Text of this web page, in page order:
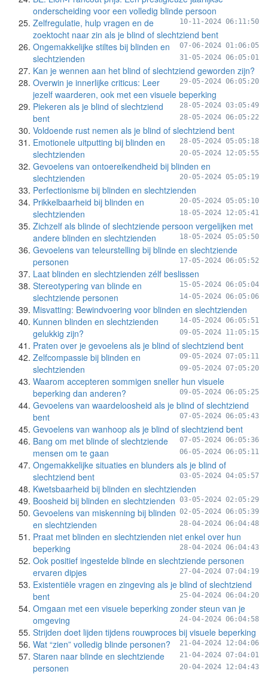
onderscheiding voor een volledig blinde persoon
10-11-2024 06:11:50
Zelfregulatie, hulp vragen en de
zoektocht naar zin als je blind of slechtziend bent
07-06-2024 01:06:05
Ongemakkelijke stiltes bij blinden en
slechtzienden
31-05-2024 06:05:01
Kan je wennen aan het blind of slechtziend geworden zijn?
29-05-2024 06:05:20
Overwin je innerlijke criticus: Leer
jezelf waarderen, ook met een visuele beperking
28-05-2024 03:05:49
Piekeren als je blind of slechtziend
bent
28-05-2024 06:05:22
Voldoende rust nemen als je blind of slechtziend bent
28-05-2024 05:05:18
Emotionele uitputting bij blinden en
slechtzienden
20-05-2024 12:05:55
Gevoelens van ontoereikendheid bij blinden en
slechtzienden
20-05-2024 05:05:19
Perfectionisme bij blinden en slechtzienden
20-05-2024 05:05:10
Prikkelbaarheid bij blinden en
slechtzienden
18-05-2024 12:05:41
Zichzelf als blinde of slechtziende persoon vergelijken met
andere blinden en slechtzienden
18-05-2024 05:05:50
Gevoelens van teleurstelling bij blinde en slechtziende
personen
17-05-2024 06:05:52
Laat blinden en slechtzienden zélf beslissen
15-05-2024 06:05:04
Stereotypering van blinde en
slechtziende personen
14-05-2024 06:05:06
Misvatting: Bewindvoering voor blinden en slechtzienden
14-05-2024 06:05:51
Kunnen blinden en slechtzienden
gelukkig zijn?
09-05-2024 11:05:15
Praten over je gevoelens als je blind of slechtziend bent
09-05-2024 07:05:11
Zelfcompassie bij blinden en
slechtzienden
09-05-2024 07:05:20
Waarom accepteren sommigen sneller hun visuele
beperking dan anderen?
09-05-2024 06:05:25
Gevoelens van waardeloosheid als je blind of slechtziend
bent
07-05-2024 06:05:43
Gevoelens van wanhoop als je blind of slechtziend bent
07-05-2024 06:05:36
Bang om met blinde of slechtziende
mensen om te gaan
06-05-2024 06:05:11
Ongemakkelijke situaties en blunders als je blind of
slechtziend bent
03-05-2024 04:05:57
Kwetsbaarheid bij blinden en slechtzienden
03-05-2024 02:05:29
Boosheid bij blinden en slechtzienden
02-05-2024 06:05:39
Gevoelens van miskenning bij blinden
en slechtzienden
28-04-2024 06:04:48
Praat met blinden en slechtzienden niet enkel over hun
beperking
28-04-2024 06:04:43
Ook positief ingestelde blinde en slechtziende personen
ervaren dipjes
27-04-2024 07:04:19
Existentiële vragen en zingeving als je blind of slechtziend
bent
25-04-2024 06:04:20
Omgaan met een visuele beperking zonder steun van je
omgeving
24-04-2024 06:04:58
Strijden doet lijden tijdens rouwproces bij visuele beperking
21-04-2024 12:04:06
Wat “zien” volledig blinde personen?
21-04-2024 07:04:01
Staren naar blinde en slechtziende
personen
20-04-2024 12:04:43